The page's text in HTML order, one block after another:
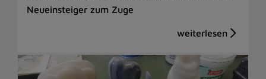
Neueinsteiger zum Zuge